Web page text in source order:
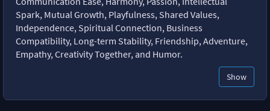
Spark, Mutual Growth, Playfulness, Shared Values,
Independence, Spiritual Connection, Business
Compatibility, Long-term Stability, Friendship, Adventure,
Empathy, Creativity Together, and Humor.
Show